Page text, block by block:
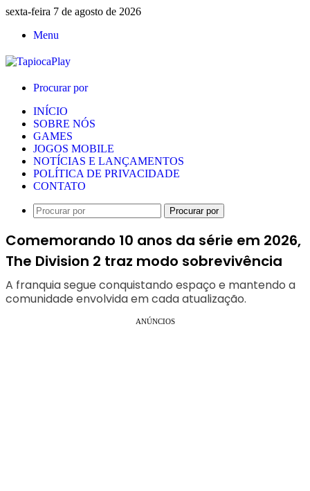
sexta-feira 7 de agosto de 2026
Menu
Procurar por
INÍCIO
SOBRE NÓS
GAMES
JOGOS MOBILE
NOTÍCIAS E LANÇAMENTOS
POLÍTICA DE PRIVACIDADE
CONTATO
Procurar por
Comemorando 10 anos da série em 2026,
The Division 2 traz modo sobrevivência
A franquia segue conquistando espaço e mantendo a
comunidade envolvida em cada atualização.
ANÚNCIOS